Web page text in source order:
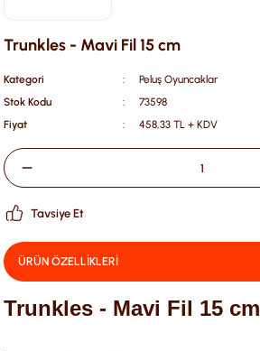
Trunkles - Mavi Fil 15 cm
Kategori
Peluş Oyuncaklar
Stok Kodu
73598
Fiyat
458,33 TL + KDV
Tavsiye Et
ÜRÜN ÖZELLİKLERİ
Trunkles - Mavi Fil 15 cm